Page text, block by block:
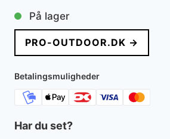
På lager
PRO-OUTDOOR.DK →
Betalingsmuligheder
Har du set?